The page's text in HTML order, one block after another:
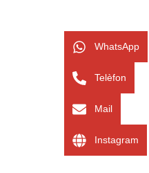
WhatsApp
Telèfon
Mail
Instagram